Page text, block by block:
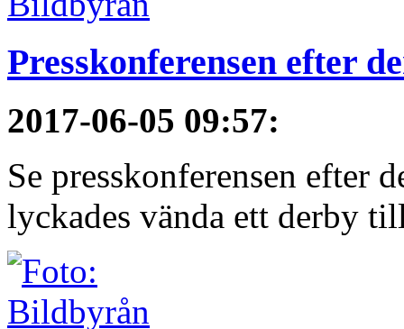
Presskonferensen efter
2017-06-05 09:57:
Se presskonferensen efter
lyckades vända ett derby